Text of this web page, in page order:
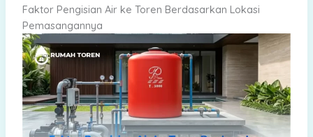
Faktor Pengisian Air ke Toren Berdasarkan Lokasi
Pemasangannya